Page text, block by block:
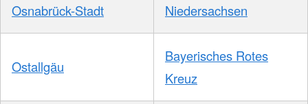
Osnabrück-Stadt Niedersachsen
Ostallgäu
Bayerisches Rotes
Kreuz